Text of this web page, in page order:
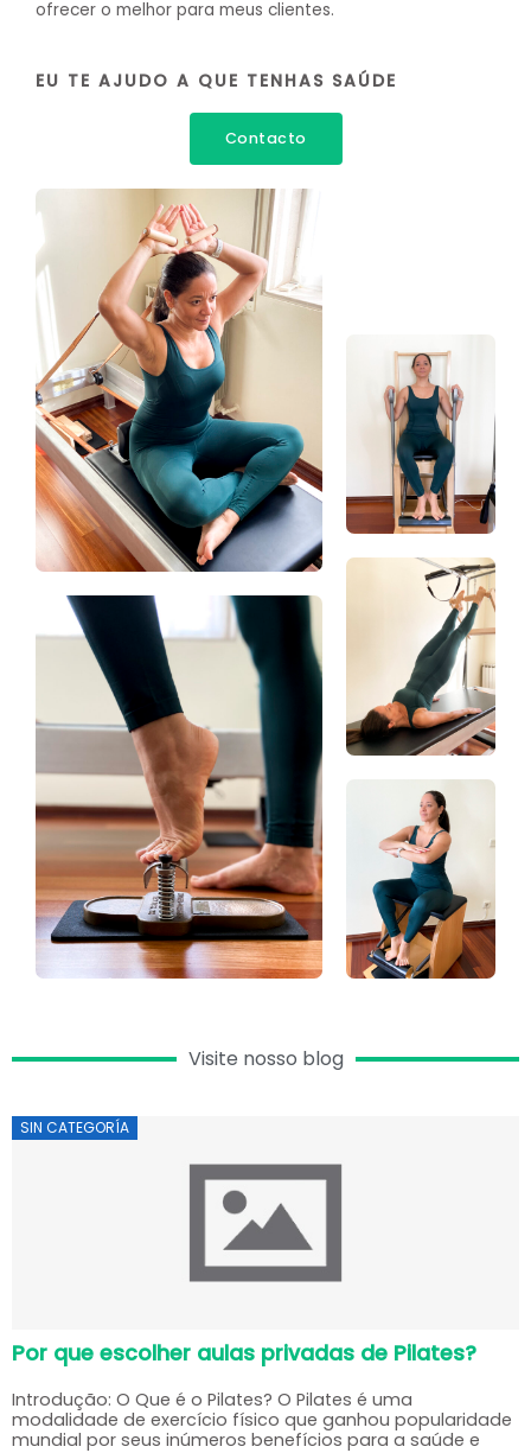
ofrecer o melhor para meus clientes.
EU TE AJUDO A QUE TENHAS SAÚDE
Contacto
Visite nosso blog
SIN CATEGORÍA
Conheça nossos aparelhos clássicos
Conheça Nossos Aparelhos Clássicos: O Caminho
Saúde e Bem-Estar Após os 40 Anos Manter a saúde
física e mental é essencial em todas as fases da